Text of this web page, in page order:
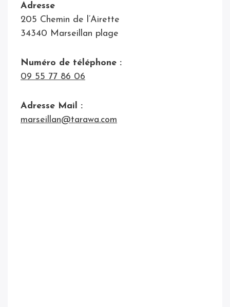
Adresse
205 Chemin de l’Airette
34340 Marseillan plage
Numéro de téléphone :
09 55 77 86 06
Adresse Mail :
marseillan@tarawa.com